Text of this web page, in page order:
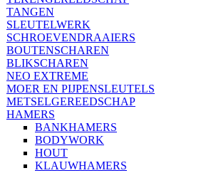
TANGEN
SLEUTELWERK
SCHROEVENDRAAIERS
BOUTENSCHAREN
BLIKSCHAREN
NEO EXTREME
MOER EN PIJPENSLEUTELS
METSELGEREEDSCHAP
HAMERS
BANKHAMERS
BODYWORK
HOUT
KLAUWHAMERS